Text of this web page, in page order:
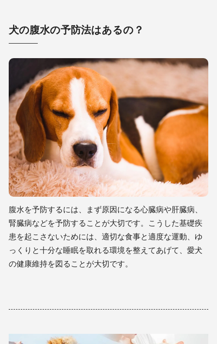
犬の腹水の予防法はあるの？
腹水を予防するには、まず原因になる心臓病や肝臓病、
腎臓病などを予防することが大切です。こうした基礎疾
患を起こさないためには、適切な食事と適度な運動、ゆ
っくりと十分な睡眠を取れる環境を整えてあげて、愛犬
の健康維持を図ることが大切です。